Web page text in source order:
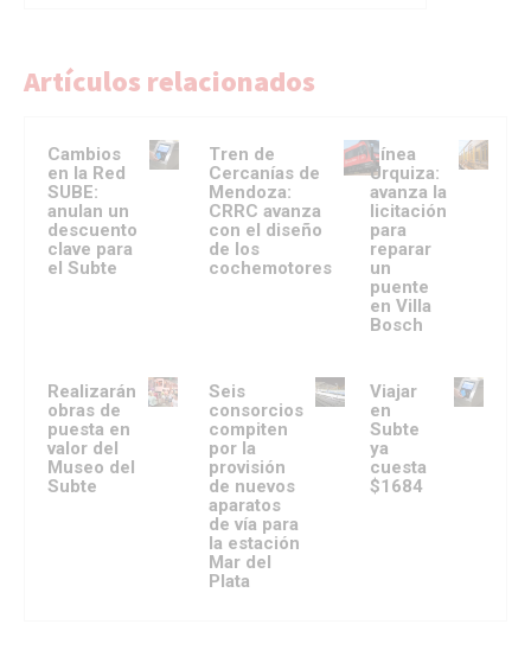
Artículos relacionados
Cambios
en la Red
SUBE:
anulan un
descuento
clave para
el Subte
Tren de
Cercanías de
Mendoza:
CRRC avanza
con el diseño
de los
cochemotores
Línea
Urquiza:
avanza la
licitación
para
reparar
un
puente
en Villa
Bosch
Realizarán
obras de
puesta en
valor del
Museo del
Subte
Seis
consorcios
compiten
por la
provisión
de nuevos
aparatos
de vía para
la estación
Mar del
Plata
Viajar
en
Subte
ya
cuesta
$1684